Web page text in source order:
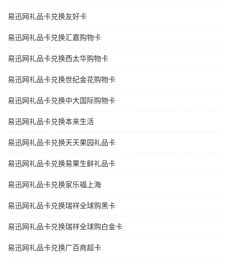
易迅网礼品卡兑换友好卡
易迅网礼品卡兑换汇嘉购物卡
易迅网礼品卡兑换西太华购物卡
易迅网礼品卡兑换世纪金花购物卡
易迅网礼品卡兑换中大国际购物卡
易迅网礼品卡兑换本来生活
易迅网礼品卡兑换天天果园礼品卡
易迅网礼品卡兑换易果生鲜礼品卡
易迅网礼品卡兑换家乐福上海
易迅网礼品卡兑换瑞祥全球购黑卡
易迅网礼品卡兑换瑞祥全球购白金卡
易迅网礼品卡兑换广百商超卡